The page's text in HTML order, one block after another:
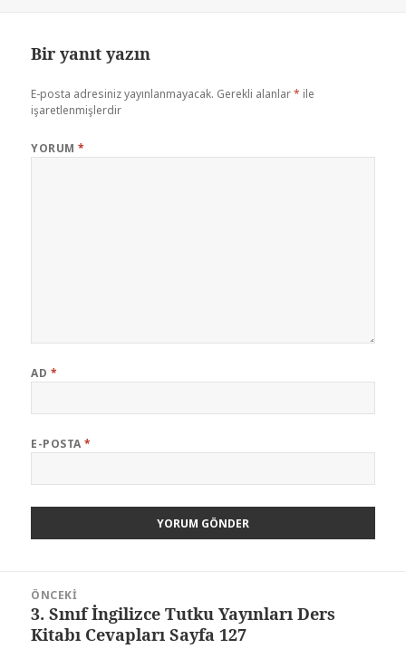
Bir yanıt yazın
E-posta adresiniz yayınlanmayacak. Gerekli alanlar* ile
işaretlenmişlerdir
YORUM*
AD *
E-POSTA*
gezinmesi
ÖNCEKI
Önceki
yazı:
3. Sınıf İngilizce Tutku Yayınları Ders
Kitabı Cevapları Sayfa 127